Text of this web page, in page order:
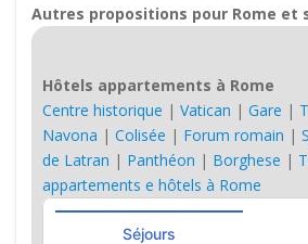
Autres propositions pour Rome et
Hôtels appartements à Rome
Centre historique | Vatican | Gare |
Navona | Colisée | Forum romain |
de Latran | Panthéon | Borghese |
appartements e hôtels à Rome